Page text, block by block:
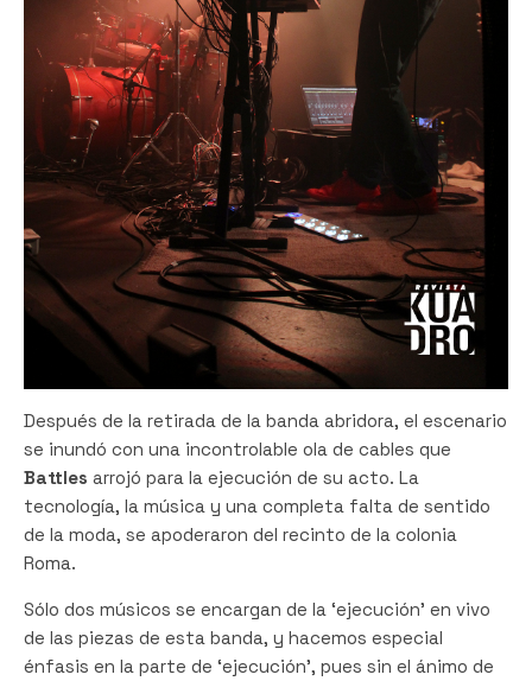
Después de la retirada de la banda abridora, el escenario
se inundó con una incontrolable ola de cables que
Battles arrojó para la ejecución de su acto. La
tecnología, la música y una completa falta de sentido
de la moda, se apoderaron del recinto de la colonia
Roma.
Sólo dos músicos se encargan de la ‘ejecución’ en vivo
de las piezas de esta banda, y hacemos especial
énfasis en la parte de ‘ejecución’, pues sin el ánimo de